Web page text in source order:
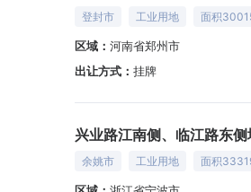
登封市 工业用地 面积
区域： 河南省郑州市
出让方式： 挂牌
兴业路江南侧、临江路东侧
余姚市 工业用地 面积